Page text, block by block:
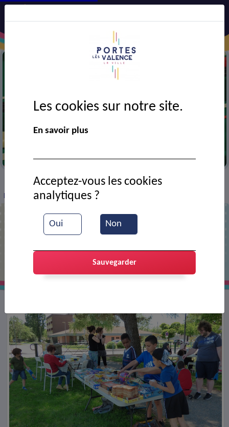
> VIE MUNICIPALE > Ressources documentaires
Ludo-jeux
Les cookies sur notre site.
En savoir plus
Oui Non
Acceptez-vous les cookies
analytiques ?
Sauvegarder